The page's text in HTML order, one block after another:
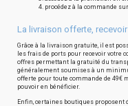
procédez à la commande
La livraison offerte,
Grâce à la livraison gratuite, il est
les frais de ports pour recevoir votre
offres permettant la gratuité du
généralement soumises à un
offerte pour toute commande de
pouvoir en bénéficier.
Enfin, certaines boutiques proposent